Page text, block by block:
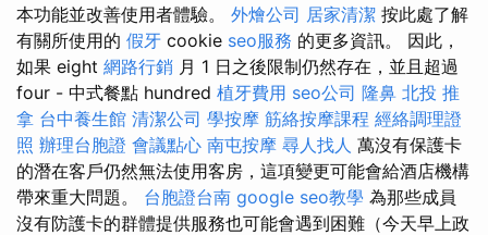
本功能並改善使用者體驗。 外燴公司 居家清潔 按此處了解
有關所使用的 假牙 cookie seo服務 的更多資訊。 因此，
如果 eight 網路行銷 月 1 日之後限制仍然存在，並且超過
four - 中式餐點 hundred 植牙費用 seo公司 隆鼻 北投 推
拿 台中養生館 清潔公司 學按摩 筋絡按摩課程 經絡調理證
照 辦理台胞證 會議點心 南屯按摩 尋人找人 萬沒有保護卡
的潛在客戶仍然無法使用客房，這項變更可能會給酒店機構
帶來重大問題。 台胞證台南 google seo教學 為那些成員
沒有防護卡的群體提供服務也可能會遇到困難（今天早上政